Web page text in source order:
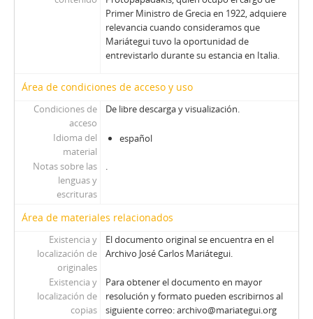
Primer Ministro de Grecia en 1922, adquiere
relevancia cuando consideramos que
Mariátegui tuvo la oportunidad de
entrevistarlo durante su estancia en Italia.
Área de condiciones de acceso y uso
Condiciones de
acceso
De libre descarga y visualización.
Idioma del
material
español
Notas sobre las
lenguas y
escrituras
.
Área de materiales relacionados
Existencia y
localización de
originales
El documento original se encuentra en el
Archivo José Carlos Mariátegui.
Existencia y
localización de
copias
Para obtener el documento en mayor
resolución y formato pueden escribirnos al
siguiente correo: archivo@mariategui.org